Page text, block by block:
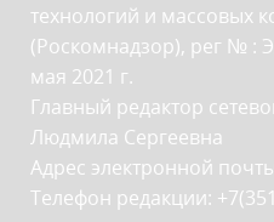
технологий и массовых
(Роскомнадзор), рег № :
мая 2021 г.
Главный редактор
Людмила Сергеевна
Адрес электронной
Телефон редакции: